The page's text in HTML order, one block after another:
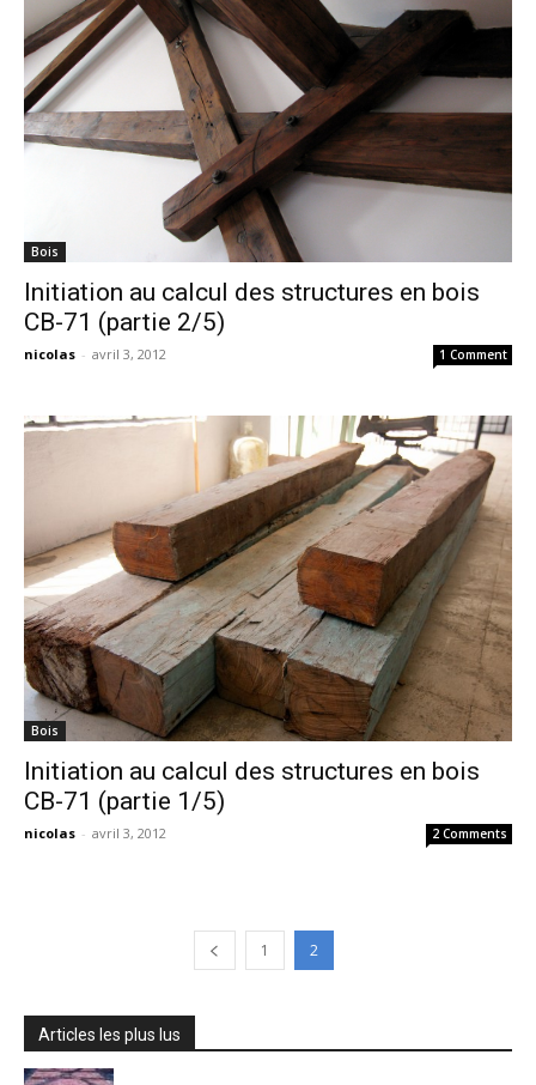
Bois
Initiation au calcul des structures en bois
CB-71 (partie 2/5)
nicolas - avril 3, 2012 1 Comment
Bois
Initiation au calcul des structures en bois
CB-71 (partie 1/5)
nicolas - avril 3, 2012 2 Comments
1 2
Articles les plus lus